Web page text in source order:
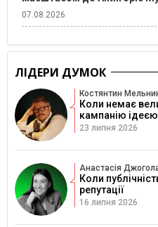
07.08.2026
ЛІДЕРИ ДУМОК
Костянтин
Коли немає
кампанію ідеєю
23 липня 2026
Анастасія
Коли
репутації
16 липня 2026